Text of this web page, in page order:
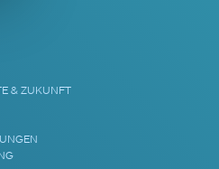
& ZUKUNFT